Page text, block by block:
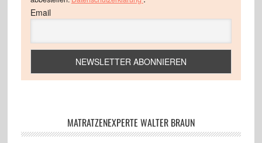
Email
MATRATZENEXPERTE WALTER BRAUN